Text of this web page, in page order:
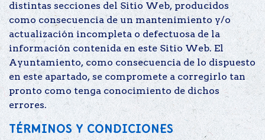
distintas secciones del Sitio Web, producidos
como consecuencia de un mantenimiento y/o
actualización incompleta o defectuosa de la
información contenida en este Sitio Web. El
Ayuntamiento, como consecuencia de lo dispuesto
en este apartado, se compromete a corregirlo tan
pronto como tenga conocimiento de dichos
errores.
TÉRMINOS Y CONDICIONES